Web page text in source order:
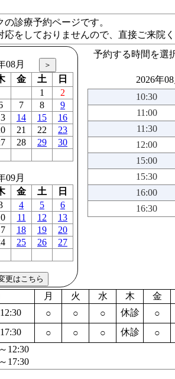
診療予約ページです。
応をしておりませんので、直接ご来院
08月
金 土
日
1
2
7 8
9
14 15
16
21 22
23
28 29
30
09月
金 土
日
4 5
6
11 12
13
18 19
20
25 26
27
予約する時間を選
2026年
10:30
11:00
11:30
12:00
15:00
15:30
16:00
16:30
月 火 水 木
金
○ ○ ○ 休診
○
○ ○ ○ 休診
○
12:30
17:30